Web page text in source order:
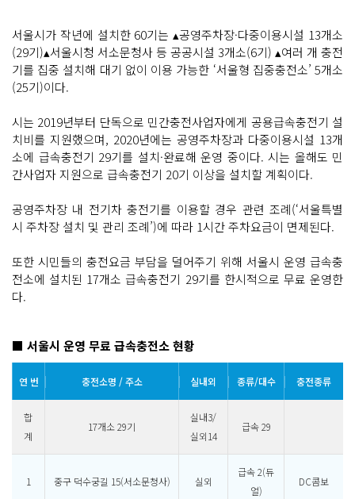
서울시가 작년에 설치한 60기는 ▴공영주차장·다중이용시설 13개소
(29기)▴서울시청 서소문청사 등 공공시설 3개소(6기) ▴여러 개 충전
기를 집중 설치해 대기 없이 이용 가능한 ‘서울형 집중충전소’ 5개소
(25기)이다.
시는 2019년부터 단독으로 민간충전사업자에게 공용급속충전기 설
치비를 지원했으며, 2020년에는 공영주차장과 다중이용시설 13개
소에 급속충전기 29기를 설치·완료해 운영 중이다. 시는 올해도 민
간사업자 지원으로 급속충전기 20기 이상을 설치할 계획이다.
공영주차장 내 전기차 충전기를 이용할 경우 관련 조례(‘서울특별
시 주차장 설치 및 관리 조례’)에 따라 1시간 주차요금이 면제된다.
또한 시민들의 충전요금 부담을 덜어주기 위해 서울시 운영 급속충
전소에 설치된 17개소 급속충전기 29기를 한시적으로 무료 운영한
다.
■ 서울시 운영 무료 급속충전소 현황
연 번 충전소명 / 주소 실내외 종류/대수 충전종류
합
계
17개소 29기
실내3/
실외14
급속 29
1 중구 덕수궁길 15(서소문청사) 실외
급속 2(듀
얼)
DC콤보